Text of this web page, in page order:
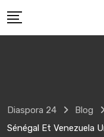
to
Diaspora 24 Blog
Sénégal Et Venezuela